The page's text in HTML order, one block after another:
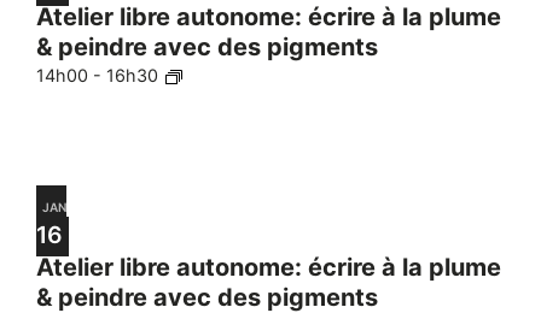
Atelier libre autonome: écrire à la plume
& peindre avec des pigments
14h00 - 16h30
JAN
16
Atelier libre autonome: écrire à la plume
& peindre avec des pigments